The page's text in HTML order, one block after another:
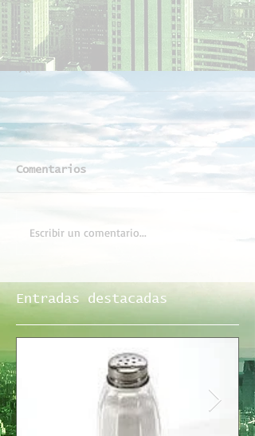
Comentarios
Escribir un comentario...
Entradas destacadas